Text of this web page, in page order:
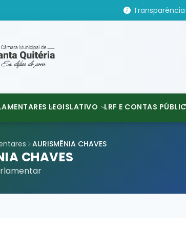
Transparência
LEGISLATIVO LRF E CONTAS
AURISMÊNIA CHAVES
CHAVES